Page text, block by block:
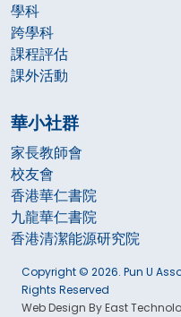
學科
跨學科
課程評估
課外活動
華小社群
家長教師會
校友會
香港華仁書院
九龍華仁書院
香港清潔能源研究院
Copyright © 2026. Pun U
Rights Reserved
Web Design By East